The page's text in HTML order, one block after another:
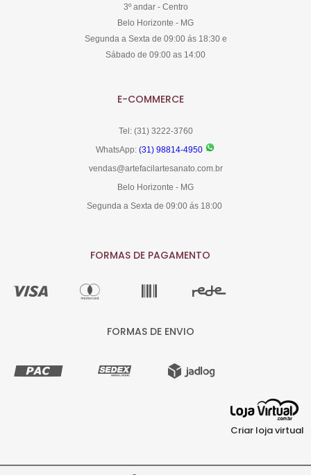
3º andar - Centro
Belo Horizonte - MG
Segunda a Sexta de 09:00 ás 18:30 e
Sábado de 09:00 as 14:00
E-COMMERCE
Tel: (31) 3222-3760
WhatsApp: (31) 98814-4950
vendas@artefacilartesanato.com.br
Belo Horizonte - MG
Segunda a Sexta de 09:00 ás 18:00
FORMAS DE PAGAMENTO
FORMAS DE ENVIO
Criar loja virtual